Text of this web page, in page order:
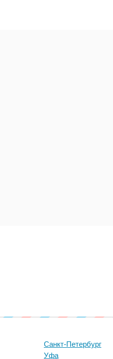
Санкт-Петербург
Уфа